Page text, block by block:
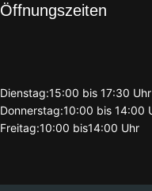
Öffnungszeiten
Dienstag:15:00 bis 17:30 Uhr
Donnerstag:10:00 bis 14:00
Freitag:10:00 bis14:00 Uhr